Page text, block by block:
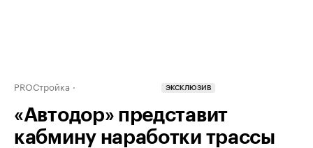
PROСтройка ЭКСКЛЮЗИВ
«Автодор» представит
кабмину наработки трассы